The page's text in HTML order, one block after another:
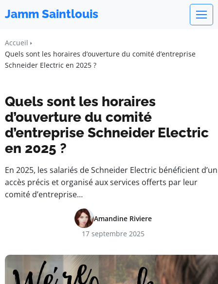
Jamm Saintlouis
Accueil
Quels sont les horaires d’ouverture du comité d’entreprise
Schneider Electric en 2025 ?
Quels sont les horaires
d’ouverture du comité
d’entreprise Schneider Electric
en 2025 ?
En 2025, les salariés de Schneider Electric bénéficient d’un
accès précis et organisé aux services offerts par leur
comité d’entreprise…
Amandine Riviere
17 septembre 2025